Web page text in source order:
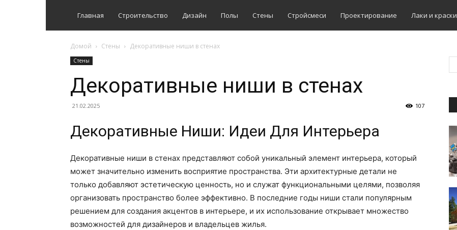
Главная Строительство Дизайн Полы Стены Стройсмеси Проектирование Лаки и краски
Домой Стены Декоративные ниши в стенах
Стены
Декоративные ниши в стенах
21.02.2025 107
Декоративные Ниши: Идеи Для Интерьера
Декоративные ниши в стенах представляют собой уникальный элемент интерьера, который
может значительно изменить восприятие пространства. Эти архитектурные детали не
только добавляют эстетическую ценность, но и служат функциональными целями, позволяя
организовать пространство более эффективно. В последние годы ниши стали популярным
решением для создания акцентов в интерьере, и их использование открывает множество
возможностей для дизайнеров и владельцев жилья.